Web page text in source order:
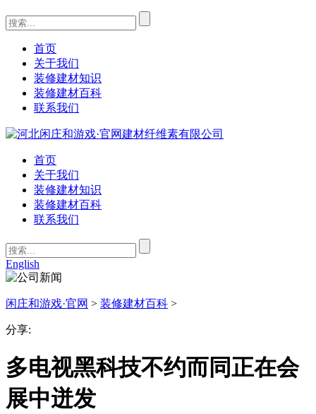
首页
关于我们
装修建材知识
装修建材百科
联系我们
首页
关于我们
装修建材知识
装修建材百科
联系我们
English
闲庄和游戏·官网 > 装修建材百科 >
分享:
多电视黑科技不约而同正在会
展中迸发